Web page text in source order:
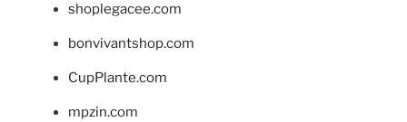
shoplegacee.com
bonvivantshop.com
CupPlante.com
mpzin.com